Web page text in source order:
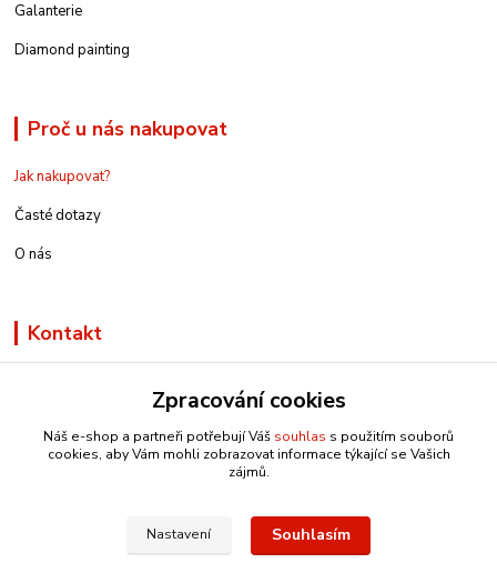
Galanterie
Diamond painting
Proč u nás nakupovat
Jak nakupovat?
Časté dotazy
O nás
Kontakt
info@e-rucniprace.cz
Zpracování cookies
Náš e-shop a partneři potřebují Váš souhlas s použitím souborů
cookies, aby Vám mohli zobrazovat informace týkající se Vašich
zájmů.
Nastavení Souhlasím